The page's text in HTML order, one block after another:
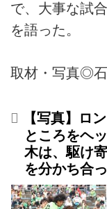
で、大事な試
を語った。
取材・写真◎
【写真】ロ
ところをヘ
木は、駆け
を分かち合